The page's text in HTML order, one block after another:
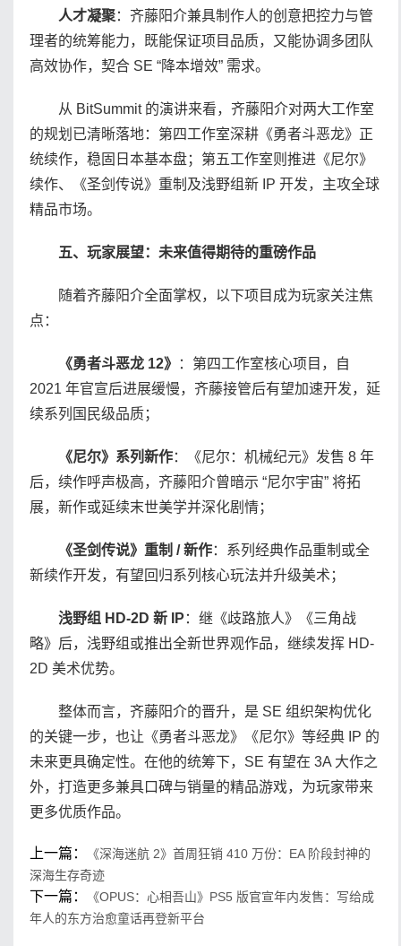
人才凝聚：齐藤阳介兼具制作人的创意把控力与管
理者的统筹能力，既能保证项目品质，又能协调多团队
高效协作，契合 SE “降本增效” 需求。
从 BitSummit 的演讲来看，齐藤阳介对两大工作室
的规划已清晰落地：第四工作室深耕《勇者斗恶龙》正
统续作，稳固日本基本盘；第五工作室则推进《尼尔》
续作、《圣剑传说》重制及浅野组新 IP 开发，主攻全球
精品市场。
五、玩家展望：未来值得期待的重磅作品
随着齐藤阳介全面掌权，以下项目成为玩家关注焦
点：
《勇者斗恶龙 12》
：第四工作室核心项目，自
2021 年官宣后进展缓慢，齐藤接管后有望加速开发，延
续系列国民级品质；
《尼尔》系列新作：《尼尔：机械纪元》发售 8 年
后，续作呼声极高，齐藤阳介曾暗示 “尼尔宇宙” 将拓
展，新作或延续末世美学并深化剧情；
《圣剑传说》重制 / 新作：系列经典作品重制或全
新续作开发，有望回归系列核心玩法并升级美术；
浅野组 HD-2D 新 IP ：继《歧路旅人》《三角战
略》后，浅野组或推出全新世界观作品，继续发挥 HD-
2D 美术优势。
整体而言，齐藤阳介的晋升，是 SE 组织架构优化
的关键一步，也让《勇者斗恶龙》《尼尔》等经典 IP 的
未来更具确定性。在他的统筹下，SE 有望在 3A 大作之
外，打造更多兼具口碑与销量的精品游戏，为玩家带来
更多优质作品。
上一篇：
《深海迷航 2》首周狂销 410 万份：EA 阶段封神的
深海生存奇迹
下一篇：
《OPUS：心相吾山》PS5 版官宣年内发售：写给成
年人的东方治愈童话再登新平台